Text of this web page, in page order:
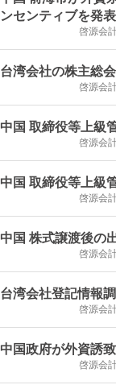
ンセンティブを発
啓源会
台湾会社の株主総
啓源会
中国 取締役等上級
啓源会
中国 取締役等上級
啓源会
中国 株式譲渡後の
啓源会
台湾会社登記情報
啓源会
中国政府が外資誘
啓源会